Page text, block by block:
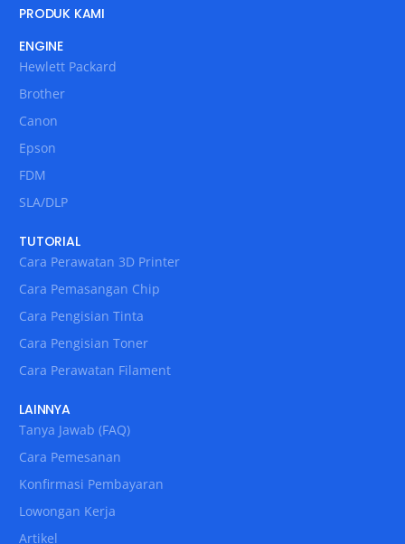
PRODUK KAMI
ENGINE
Hewlett Packard
Brother
Canon
Epson
FDM
SLA/DLP
TUTORIAL
Cara Perawatan 3D Printer
Cara Pemasangan Chip
Cara Pengisian Tinta
Cara Pengisian Toner
Cara Perawatan Filament
LAINNYA
Tanya Jawab (FAQ)
Cara Pemesanan
Konfirmasi Pembayaran
Lowongan Kerja
Artikel